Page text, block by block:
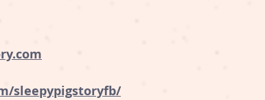
sleepypigstoryfb/